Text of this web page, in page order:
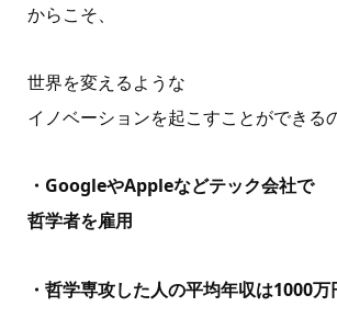
からこそ、
世界を変えるような
イノベーションを起こすことができる
・GoogleやAppleなどテック会社で
哲学者を雇用
・哲学専攻した人の平均年収は1000万